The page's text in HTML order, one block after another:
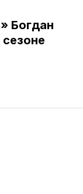
Богдан